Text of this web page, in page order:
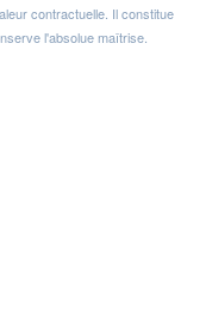
contractuelle. Il constitue
l'absolue maîtrise.